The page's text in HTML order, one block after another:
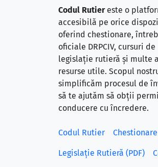
Codul Rutiereste o
accesibilă pe orice
oferind chestionare,
oficiale DRPCIV, cursuri de
legislație rutieră și multe
resurse utile. Scopul
simplificăm procesul de
să te ajutăm să obții
conducere cu încredere.
Codul Rutier
Legislație Rutieră (PDF)